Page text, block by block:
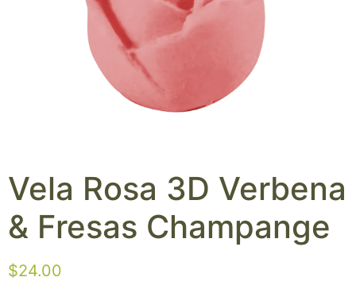
Vela Rosa 3D Verbena
& Fresas Champange
$24.00